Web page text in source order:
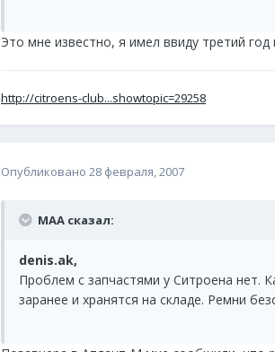
Это мне известно, я имел ввиду третий год
http://citroens-club...showtopic=29258
Опубликовано 28 февраля, 2007
MAA сказал:
denis.ak,
Проблем с запчастями у Ситроена нет.
заранее и хранятся на складе. Ремни